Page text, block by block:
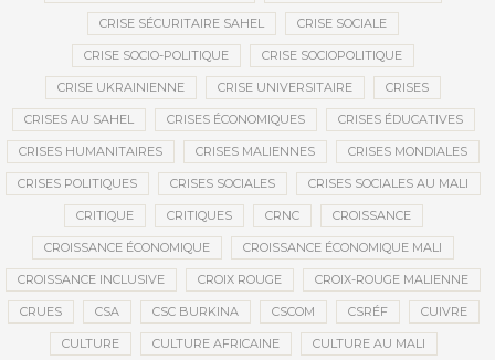
CRISE SÉCURITAIRE SAHEL CRISE SOCIALE
CRISE SOCIO-POLITIQUE CRISE SOCIOPOLITIQUE
CRISE UKRAINIENNE CRISE UNIVERSITAIRE CRISES
CRISES AU SAHEL CRISES ÉCONOMIQUES CRISES ÉDUCATIVES
CRISES HUMANITAIRES CRISES MALIENNES CRISES MONDIALES
CRISES POLITIQUES CRISES SOCIALES CRISES SOCIALES AU MALI
CRITIQUE CRITIQUES CRNC CROISSANCE
CROISSANCE ÉCONOMIQUE CROISSANCE ÉCONOMIQUE MALI
CROISSANCE INCLUSIVE CROIX ROUGE CROIX-ROUGE MALIENNE
CRUES CSA CSC BURKINA CSCOM CSRÉF CUIVRE
CULTURE CULTURE AFRICAINE CULTURE AU MALI